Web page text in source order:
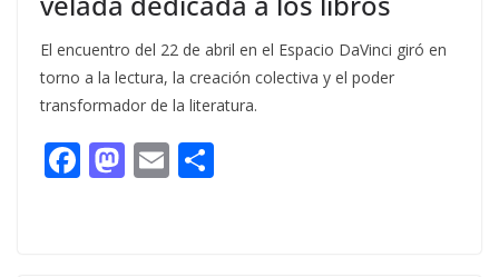
El encuentro del 22 de abril en el Espacio DaVinci giró en
torno a la lectura, la creación colectiva y el poder
transformador de la literatura.
F M E